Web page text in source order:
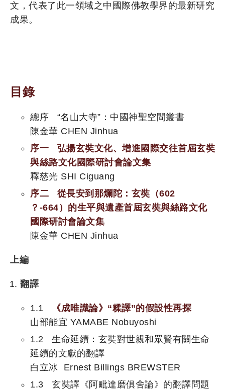
文，代表了此一領域之中國際佛教學界的最新研究
成果。
目錄
總序 “名山大寺”：中國神聖空間叢書
陳金華 CHEN Jinhua
序一 弘揚玄奘文化、增進國際交往首屆玄奘
與絲路文化國際研討會論文集
釋慈光 SHI Ciguang
序二 從長安到那爛陀：玄奘（602
？-664）的生平與遺產首屆玄奘與絲路文化
國際研討會論文集
陳金華 CHEN Jinhua
上編
翻譯
1.1
《成唯識論》“糅譯”的假設性再探
山部能宜 YAMABE Nobuyoshi
1.2 生命延續：玄奘對世親和眾賢有關生命
延續的文獻的翻譯
白立冰 Ernest Billings BREWSTER
1.3 玄奘譯《阿毗達磨俱舍論》的翻譯問題